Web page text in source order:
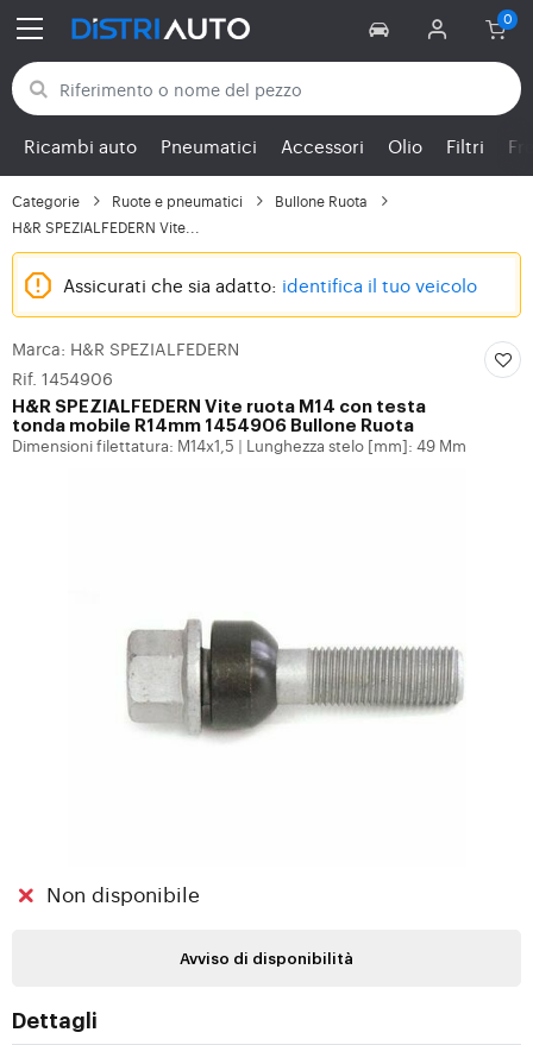
Torna alle categorie
Ricambi auto Pneumatici Accessori Olio Filtri
Categorie Ruote e pneumatici
Bullone Ruota
H&R SPEZIALFEDERN Vite...
Assicurati che sia adatto: identifica il tuo veicolo
Marca: H&R SPEZIALFEDERN
Rif. 1454906
H&R SPEZIALFEDERN Vite ruota M14 con testa
tonda mobile R14mm 1454906 Bullone Ruota
Dimensioni filettatura: M14x1,5 Lunghezza stelo [mm]: 49 Mm
Non disponibile
Avviso di disponibilità
Dettagli